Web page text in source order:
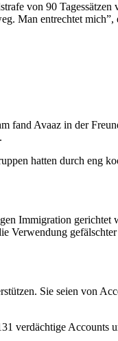
von 90 Tagessätzen
Man entrechtet
fand Avaaz in der
hatten durch eng
Immigration gerichtet
Verwendung
Sie seien von
verdächtige Accounts